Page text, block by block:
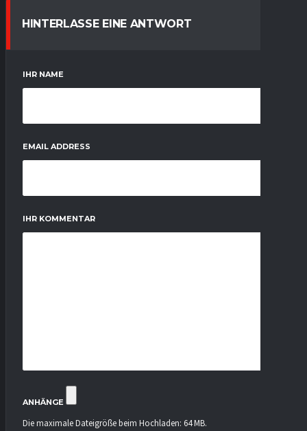
HINTERLASSE EINE ANTWORT
IHR NAME
EMAIL ADDRESS
IHR KOMMENTAR
ANHÄNGE
Die maximale Dateigröße beim Hochladen: 64 MB.